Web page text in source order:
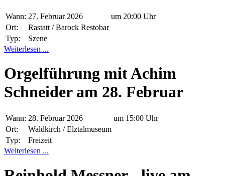
Wann: 27. Februar 2026
um 20:00 Uhr
Ort:
Rastatt / Barock Restobar
Typ:
Szene
Weiterlesen ...
Orgelführung mit Achim
Schneider am 28. Februar
Wann: 28. Februar 2026
um 15:00 Uhr
Ort:
Waldkirch / Elztalmuseum
Typ:
Freizeit
Weiterlesen ...